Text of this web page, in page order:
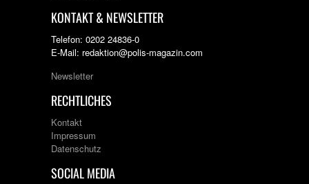
KONTAKT & NEWSLETTER
Telefon: 0202 24836-0
E-Mail: redaktion@polis-magazin.com
Newsletter
RECHTLICHES
Kontakt
Impressum
Datenschutz
SOCIAL MEDIA